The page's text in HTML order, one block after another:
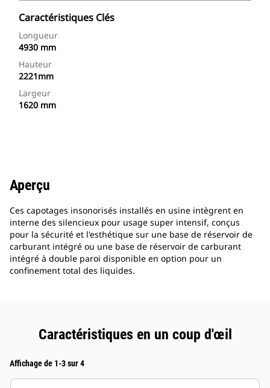
Caractéristiques Clés
Longueur
4930 mm
Hauteur
2221mm
Largeur
1620 mm
Aperçu
Ces capotages insonorisés installés en usine intègrent en
interne des silencieux pour usage super intensif, conçus
pour la sécurité et l'esthétique sur une base de réservoir de
carburant intégré ou une base de réservoir de carburant
intégré à double paroi disponible en option pour un
confinement total des liquides.
Caractéristiques en un coup d'œil
Affichage de 1-3 sur 4